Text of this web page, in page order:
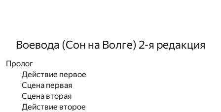
Воевода (Сон на Волге) 2-я редакция
Пролог
Действие первое
Сцена первая
Сцена вторая
Действие второе